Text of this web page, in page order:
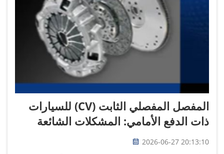
المفصل المفصلي الثابت (CV) للسيارات
ذات الدفع الأمامي: المشكلات الشائعة
2026-06-27 20:13:10